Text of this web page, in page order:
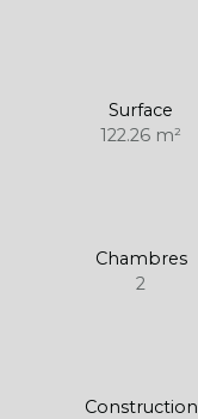
Surface
122.26 m²
Chambres
2
Construction